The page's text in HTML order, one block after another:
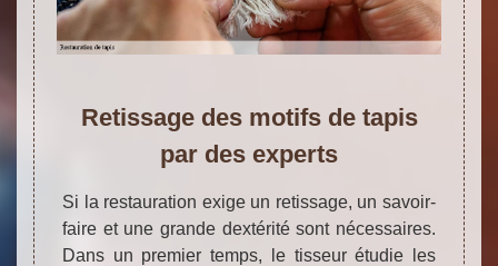
Retissage des motifs de tapis
par des experts
Si la restauration exige un retissage, un savoir-
faire et une grande dextérité sont nécessaires.
Dans un premier temps, le tisseur étudie les